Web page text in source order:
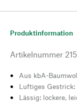
Produktinformation
Artikelnummer
Aus kbA-
Luftiges
Lässig: lockere,